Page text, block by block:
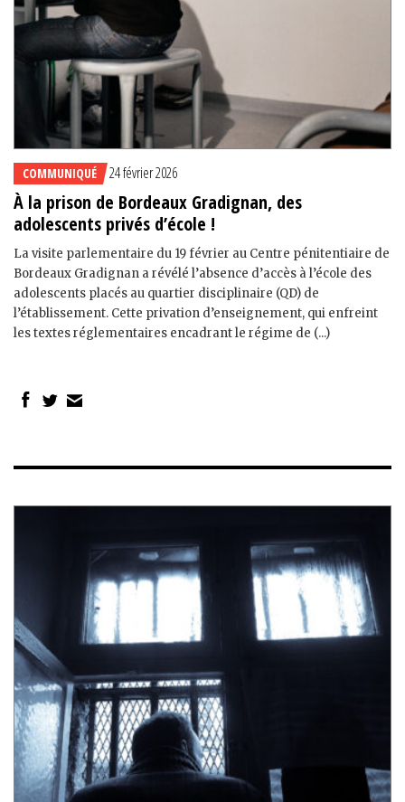
COMMUNIQUÉ 24 février 2026
À la prison de Bordeaux Gradignan, des
adolescents privés d’école !
La visite parlementaire du 19 février au Centre pénitentiaire de
Bordeaux Gradignan a révélé l’absence d’accès à l’école des
adolescents placés au quartier disciplinaire (QD) de
l’établissement. Cette privation d’enseignement, qui enfreint
les textes réglementaires encadrant le régime de (...)